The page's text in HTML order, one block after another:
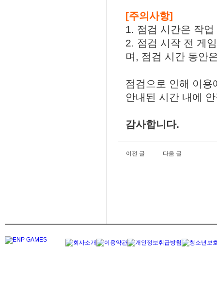
[주의사항]
1. 점검 시간은 작
2. 점검 시작 전 게
며, 점검 시간 동안
점검으로 인해 이
안내된 시간 내에
감사합니다.
이전 글 다음 글